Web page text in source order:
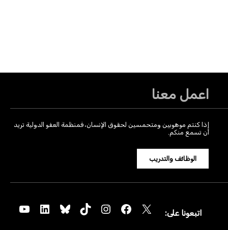
اعمل معنا
إذا كنتم موهوبين ومتحمسين لحقوق الإنسان، فمنظمة العفو الدولية تريد
أن تسمع منكم.
الوظائف والتدريب
اتبعونا على: X
Facebook
Instagram
TikTok
Bluesky
LinkedIn
YouTube